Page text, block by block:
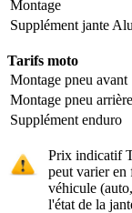
Montage
Supplément jante Alu
Tarifs moto
Montage pneu avant
Montage pneu arrière
Supplément enduro
Prix indicatif
peut varier en
véhicule
l'état de la